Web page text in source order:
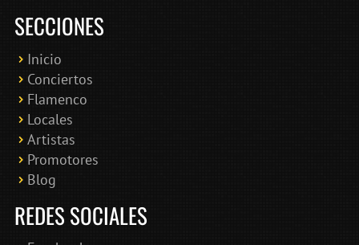
SECCIONES
Inicio
Conciertos
Flamenco
Locales
Artistas
Promotores
Blog
REDES SOCIALES